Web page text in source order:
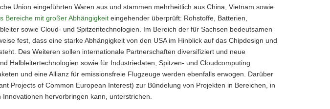
Union eingeführten Waren aus und stammen mehrheitlich aus China, Vietnam sowie
Bereiche mit großer Abhängigkeit eingehender überprüft: Rohstoffe, Batterien,
sowie Cloud- und Spitzentechnologien. Im Bereich der für Sachsen bedeutsamen
fest, dass eine starke Abhängigkeit von den USA im Hinblick auf das Chipdesign und
Des Weiteren sollen internationale Partnerschaften diversifiziert und neue
Halbleitertechnologien sowie für Industriedaten, Spitzen- und Cloudcomputing
und eine Allianz für emissionsfreie Flugzeuge werden ebenfalls erwogen. Darüber
Projects of Common European Interest) zur Bündelung von Projekten in Bereichen, in
hervorbringen kann, unterstrichen.